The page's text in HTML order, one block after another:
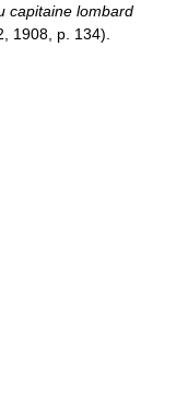
capitaine lombard
1908, p. 134).